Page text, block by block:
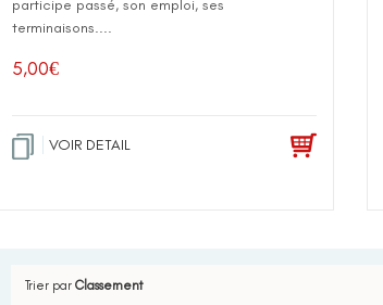
participe passé, son emploi, ses
terminaisons....
5,00€
VOIR DETAIL
Trier par Classement